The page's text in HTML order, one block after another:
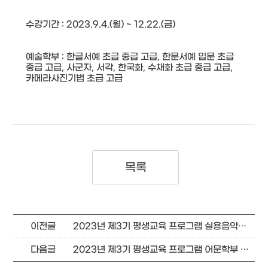
수강기간 : 2023.9.4.(월) ~ 12.22.(금)
예술학부 : 한글서예 초급 중급 고급, 한문서예 입문 초급
중급 고급, 사군자, 서각, 한국화, 수채화 초급 중급 고급,
카메라사진기법 초급 고급
목록
이전글 2023년 제3기 평생교육 프로그램 실용음악학부 강의 계획서
다음글 2023년 제3기 평생교육 프로그램 어문학부 강의 계획서